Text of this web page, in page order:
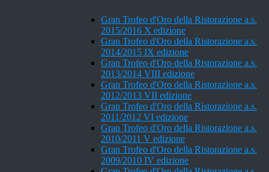
Gran Trofeo d'Oro della Ristorazione a.s.
2015/2016 X edizione
Gran Trofeo d'Oro della Ristorazione a.s.
2014/2015 IX edizione
Gran Trofeo d'Oro della Ristorazione a.s.
2013/2014 VIII edizione
Gran Trofeo d'Oro della Ristorazione a.s.
2012/2013 VII edizione
Gran Trofeo d'Oro della Ristorazione a.s.
2011/2012 VI edizione
Gran Trofeo d'Oro della Ristorazione a.s.
2010/2011 V edizione
Gran Trofeo d'Oro della Ristorazione a.s.
2009/2010 IV edizione